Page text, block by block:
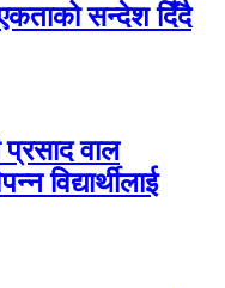
एकताको सन्देश दिँदै
प्रसाद वाल
विद्यार्थीलाई